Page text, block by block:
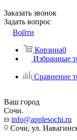
Заказать звонок
Задать вопрос
Войти
Корзина0
Избранные
Сравнение
Ваш город
Сочи
info@applesochi.ru
Сочи, ул.